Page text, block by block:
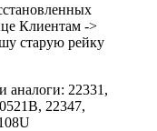
Клиентам ->
старую рейку
аналоги: 22331,
22347,